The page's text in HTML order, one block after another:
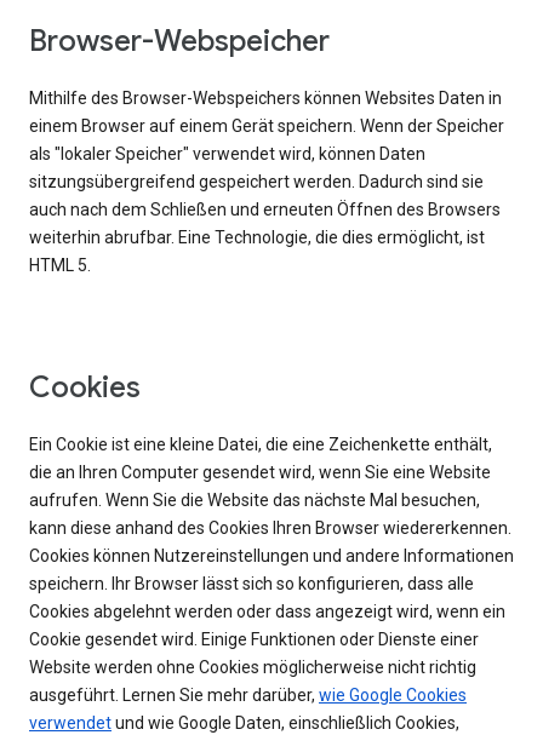
Browser-Webspeicher
Mithilfe des Browser-Webspeichers können Websites Daten in
einem Browser auf einem Gerät speichern. Wenn der Speicher
als "lokaler Speicher" verwendet wird, können Daten
sitzungsübergreifend gespeichert werden. Dadurch sind sie
auch nach dem Schließen und erneuten Öffnen des Browsers
weiterhin abrufbar. Eine Technologie, die dies ermöglicht, ist
HTML 5.
Cookies
Ein Cookie ist eine kleine Datei, die eine Zeichenkette enthält,
die an Ihren Computer gesendet wird, wenn Sie eine Website
aufrufen. Wenn Sie die Website das nächste Mal besuchen,
kann diese anhand des Cookies Ihren Browser wiedererkennen.
Cookies können Nutzereinstellungen und andere Informationen
speichern. Ihr Browser lässt sich so konfigurieren, dass alle
Cookies abgelehnt werden oder dass angezeigt wird, wenn ein
Cookie gesendet wird. Einige Funktionen oder Dienste einer
Website werden ohne Cookies möglicherweise nicht richtig
ausgeführt. Lernen Sie mehr darüber, wie Google Cookies
verwendetund wie Google Daten, einschließlich Cookies,